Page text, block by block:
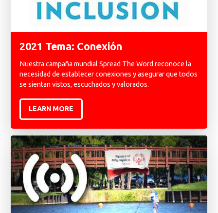
2021 Tema: Conexión
Nuestra campaña mundial Spread The Word reconoce la
necesidad de establecer conexiones y asegurar que todos
se sientan vistos, escuchados y valorados.
LEARN MORE